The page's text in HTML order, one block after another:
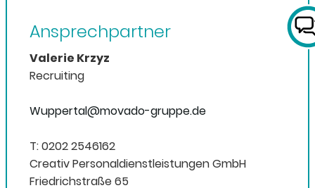
Ansprechpartner
Valerie Krzyz
Recruiting
Wuppertal@movado-gruppe.de
T: 0202 2546162
Creativ Personaldienstleistungen GmbH
Friedrichstraße 65